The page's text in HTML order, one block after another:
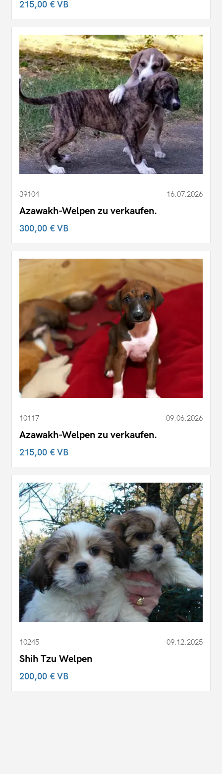
215,00 €VB
39104 16.07.2026
Azawakh-Welpen zu verkaufen.
300,00 €VB
10117 09.06.2026
Azawakh-Welpen zu verkaufen.
215,00 €VB
10245 09.12.2025
Shih Tzu Welpen
200,00 €VB